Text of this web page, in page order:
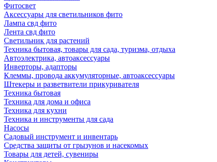
Фитосвет
Аксессуары для светильников фито
Лампа свд фито
Лента свд фито
Светильник для растений
Техника бытовая, товары для сада, туризма, отдыха
Автоэлектрика, автоаксессуары
Инверторы, адапторы
Клеммы, провода аккумуляторные, автоаксессуары
Штекеры и разветвители прикуривателя
Техника бытовая
Техника для дома и офиса
Техника для кухни
Техника и инструменты для сада
Насосы
Садовый инструмент и инвентарь
Средства защиты от грызунов и насекомых
Товары для детей, сувениры